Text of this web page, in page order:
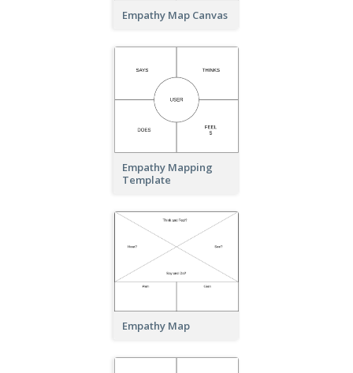
Empathy Map Canvas
Empathy Mapping
Template
Empathy Map